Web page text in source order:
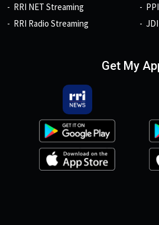
RRI NET Streaming
RRI Radio Streaming
Get My